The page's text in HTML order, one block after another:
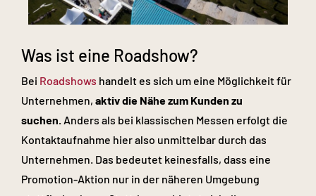
Was ist eine Roadshow?
Bei Roadshows handelt es sich um eine Möglichkeit für
Unternehmen, aktiv die Nähe zum Kunden zu
suchen. Anders als bei klassischen Messen erfolgt die
Kontaktaufnahme hier also unmittelbar durch das
Unternehmen. Das bedeutet keinesfalls, dass eine
Promotion-Aktion nur in der näheren Umgebung